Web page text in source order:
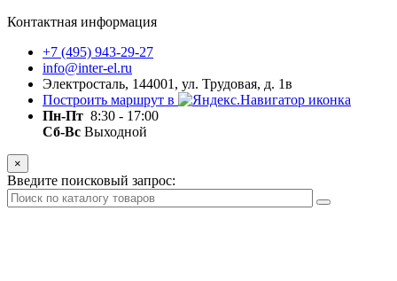
Контактная информация
+7 (495) 943-29-27
info@inter-el.ru
Электросталь, 144001, ул. Трудовая, д. 1в
Построить маршрут в
Пн-Пт 8:30 - 17:00
Сб-Вс Выходной
×
Введите поисковый запрос: